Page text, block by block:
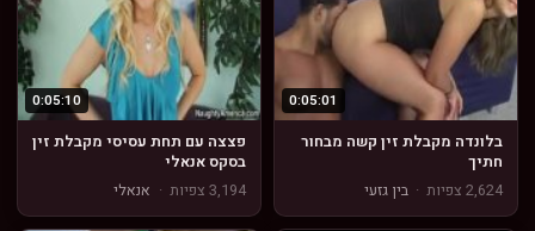
0:05:01
בלונדה מקבלת זין קשה מבחור
חתיך
2,624 צפיות
· בין גזעי
0:05:10
פצצה עם תחת עסיסי מקבלת זין
בסקס אנאלי
3,194 צפיות
· אנאלי